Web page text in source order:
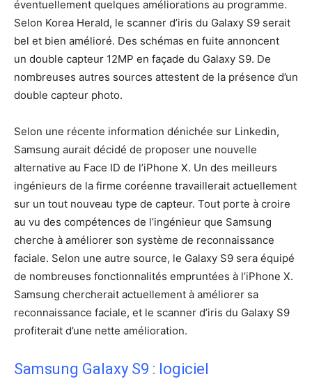
éventuellement quelques améliorations au programme.
Selon Korea Herald, le scanner d’iris du Galaxy S9 serait
bel et bien amélioré. Des schémas en fuite annoncent
un double capteur 12MP en façade du Galaxy S9. De
nombreuses autres sources attestent de la présence d’un
double capteur photo.
Selon une récente information dénichée sur Linkedin,
Samsung aurait décidé de proposer une nouvelle
alternative au Face ID de l’iPhone X. Un des meilleurs
ingénieurs de la firme coréenne travaillerait actuellement
sur un tout nouveau type de capteur. Tout porte à croire
au vu des compétences de l’ingénieur que Samsung
cherche à améliorer son système de reconnaissance
faciale. Selon une autre source, le Galaxy S9 sera équipé
de nombreuses fonctionnalités empruntées à l’iPhone X.
Samsung chercherait actuellement à améliorer sa
reconnaissance faciale, et le scanner d’iris du Galaxy S9
profiterait d’une nette amélioration.
Samsung Galaxy S9 : logiciel